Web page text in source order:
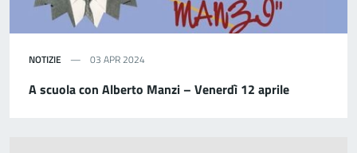
NOTIZIE 03 APR 2024
A scuola con Alberto Manzi – Venerdì 12 aprile